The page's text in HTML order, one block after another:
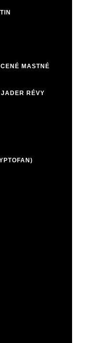
MASTNÉ
RÉVY